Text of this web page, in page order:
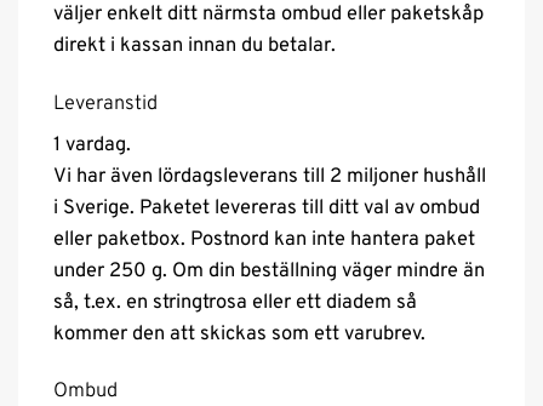
väljer enkelt ditt närmsta ombud eller paketskåp
direkt i kassan innan du betalar.
Leveranstid
1 vardag.
Vi har även lördagsleverans till 2 miljoner hushåll
i Sverige. Paketet levereras till ditt val av ombud
eller paketbox. Postnord kan inte hantera paket
under 250 g. Om din beställning väger mindre än
så, t.ex. en stringtrosa eller ett diadem så
kommer den att skickas som ett varubrev.
Ombud